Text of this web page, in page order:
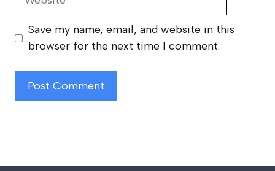
Save my name, email, and website in this
browser for the next time I comment.